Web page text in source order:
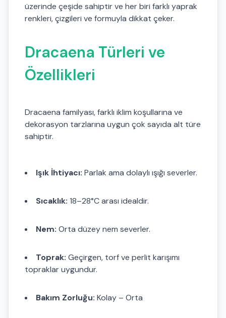
üzerinde çeşide sahiptir ve her biri farklı yaprak
renkleri, çizgileri ve formuyla dikkat çeker.
Dracaena Türleri ve
Özellikleri
Dracaena familyası, farklı iklim koşullarına ve
dekorasyon tarzlarına uygun çok sayıda alt türe
sahiptir.
Işık İhtiyacı: Parlak ama dolaylı ışığı severler.
Sıcaklık: 18–28°C arası idealdir.
Nem: Orta düzey nem severler.
Toprak: Geçirgen, torf ve perlit karışımı
topraklar uygundur.
Bakım Zorluğu: Kolay – Orta